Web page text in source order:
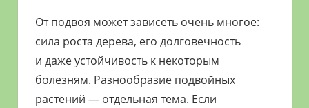
От подвоя может зависеть очень многое:
сила роста дерева, его долговечность
и даже устойчивость к некоторым
болезням. Разнообразие подвойных
растений — отдельная тема. Если